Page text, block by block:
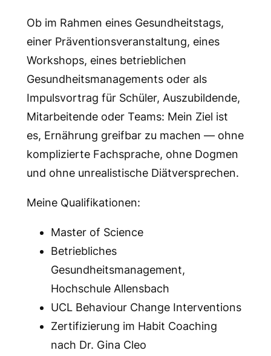
Ob im Rahmen eines Gesundheitstags,
einer Präventionsveranstaltung, eines
Workshops, eines betrieblichen
Gesundheitsmanagements oder als
Impulsvortrag für Schüler, Auszubildende,
Mitarbeitende oder Teams: Mein Ziel ist
es, Ernährung greifbar zu machen — ohne
komplizierte Fachsprache, ohne Dogmen
und ohne unrealistische Diätversprechen.
Meine Qualifikationen:
Master of Science
Betriebliches
Gesundheitsmanagement,
Hochschule Allensbach
UCL Behaviour Change Interventions
Zertifizierung im Habit Coaching
nach Dr. Gina Cleo